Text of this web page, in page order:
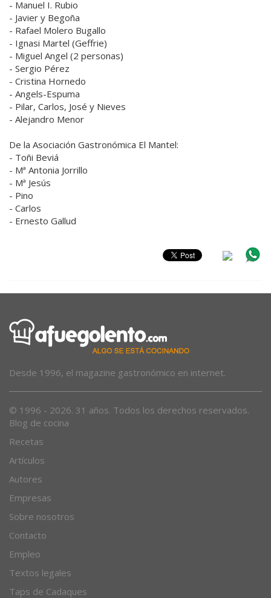
- Manuel I. Rubio
- Javier y Begoña
- Rafael Molero Bugallo
- Ignasi Martel (Geffrie)
- Miguel Angel (2 personas)
- Sergio Pérez
- Cristina Hornedo
- Angels-Espuma
- Pilar, Carlos, José y Nieves
- Alejandro Menor
De la Asociación Gastronómica El Mantel:
- Toñi Beviá
- Mª Antonia Jorrillo
- Mª Jesús
- Pino
- Carlos
- Ernesto Gallud
Desde 1996, el magazine gastronómico en internet.
© 1996 - 2026. 31 años. Todos los derechos reservados.
Blog de cocina
Recetas
Artículos
Autores
Empresas
Sobre nosotros
Contacto
Empleo
Textos legales
Taps de Cadaques